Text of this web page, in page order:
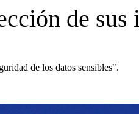
de
de los datos sensibles".